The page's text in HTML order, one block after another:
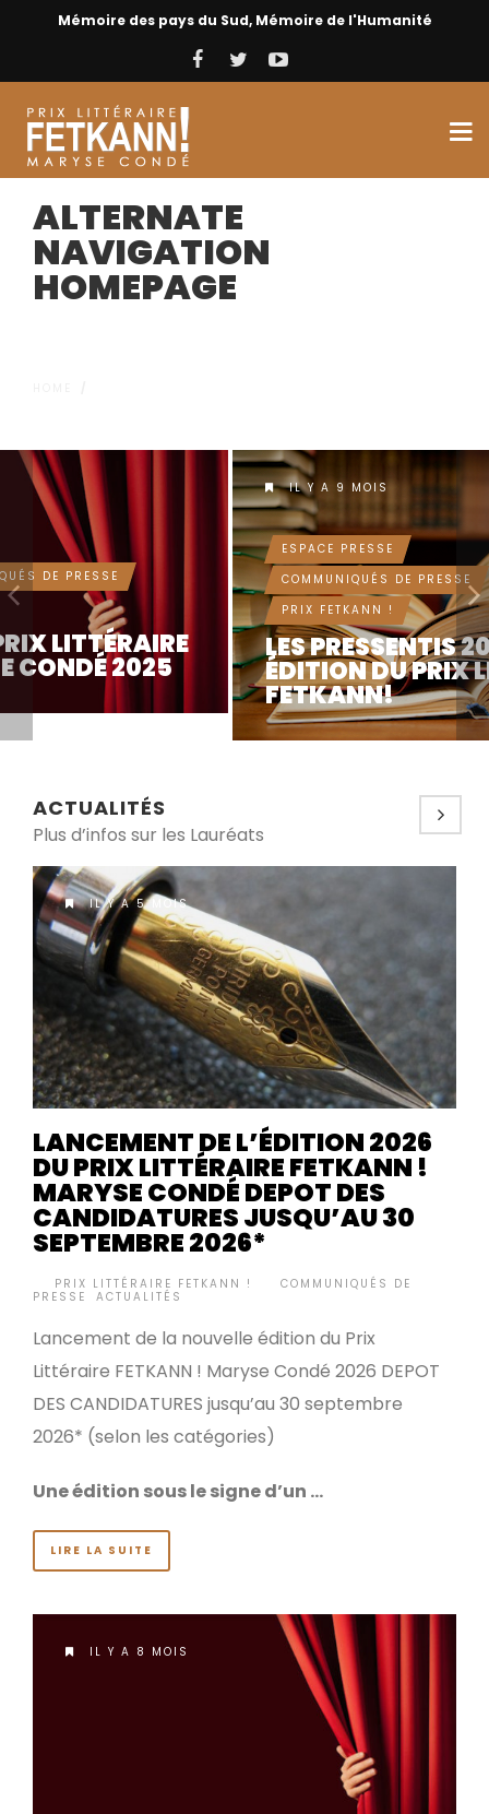
Mémoire des pays du Sud, Mémoire de l'Humanité
ALTERNATE
NAVIGATION
HOMEPAGE
IL Y A 9 MOIS
ESPACE PRESSE
COMMUNIQUÉS DE PRESSE
PRIX FETKANN !
LES PRESSENTIS 2025: 22ÈME
ÉDITION DU PRIX LITTÉRAIRE
FETKANN!
ACTUALITÉS
Plus d’infos sur les Lauréats
IL Y A 5 MOIS
LANCEMENT DE L’ÉDITION 2026
DU PRIX LITTÉRAIRE FETKANN !
MARYSE CONDÉ DEPOT DES
CANDIDATURES JUSQU’AU 30
SEPTEMBRE 2026*
PRIX LITTÉRAIRE FETKANN !
COMMUNIQUÉS DE
PRESSE
ACTUALITÉS
Lancement de la nouvelle édition du Prix
Littéraire FETKANN ! Maryse Condé 2026 DEPOT
DES CANDIDATURES jusqu’au 30 septembre
2026* (selon les catégories)
Une édition sous le signe d’un …
LIRE LA SUITE
IL Y A 8 MOIS